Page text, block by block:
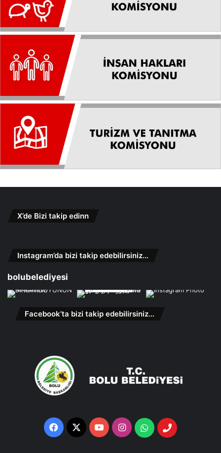
X’de Bizi takip edinn
Instagram’da bizi takip edebilirsiniz…
bolubelediyesi
Facebook’ta bizi takip edebilirsiniz…
Facebook
X YouTubeInstagramWhatsappTelefon